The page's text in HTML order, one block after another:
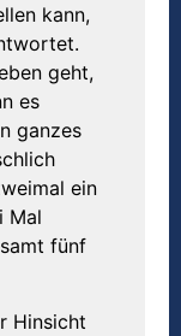
kann,
geht,
es
ganzes
ein
Mal
fünf
Hinsicht